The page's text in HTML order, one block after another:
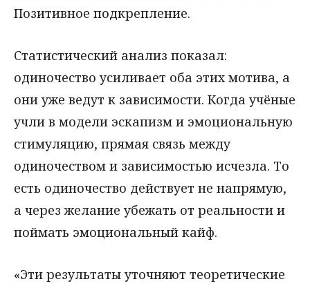
Позитивное подкрепление.
Статистический анализ показал:
одиночество усиливает оба этих мотива, а
они уже ведут к зависимости. Когда учёные
учли в модели эскапизм и эмоциональную
стимуляцию, прямая связь между
одиночеством и зависимостью исчезла. То
есть одиночество действует не напрямую,
а через желание убежать от реальности и
поймать эмоциональный кайф.
«Эти результаты уточняют теоретические